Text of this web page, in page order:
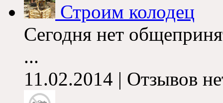
Строим колодец
Сегодня нет
...
11.02.2014 | Отзывов